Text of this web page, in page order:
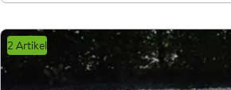
2 Artikel